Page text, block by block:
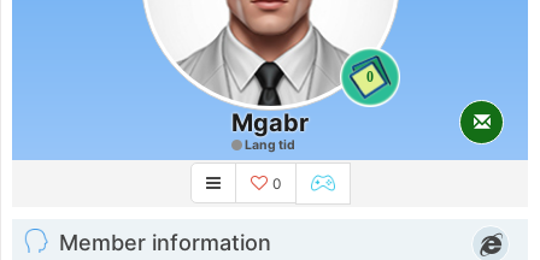
0
Mgabr
Lang tid
0
Member information